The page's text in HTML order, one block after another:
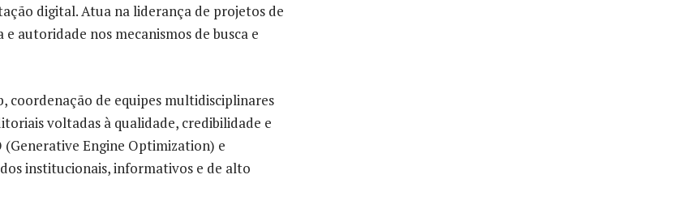
digital. Atua na liderança de projetos de
autoridade nos mecanismos de busca e
coordenação de equipes multidisciplinares
voltadas à qualidade, credibilidade e
(Generative Engine Optimization) e
institucionais, informativos e de alto